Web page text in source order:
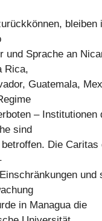
bleiben
und Sprache an
Rica,
Guatemala,
– Institutionen
sind
Die Caritas
und
in Managua die